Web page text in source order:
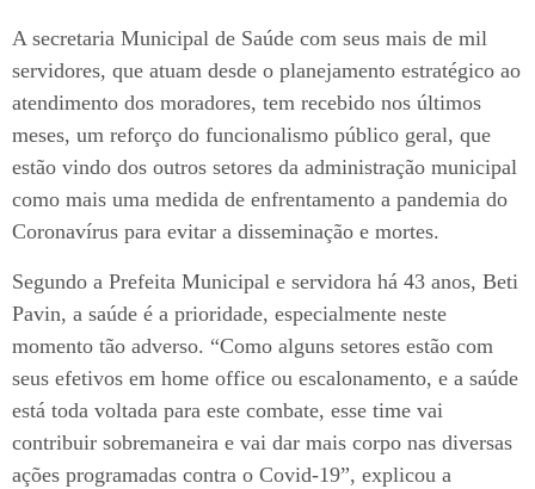
A secretaria Municipal de Saúde com seus mais de mil
servidores, que atuam desde o planejamento estratégico ao
atendimento dos moradores, tem recebido nos últimos
meses, um reforço do funcionalismo público geral, que
estão vindo dos outros setores da administração municipal
como mais uma medida de enfrentamento a pandemia do
Coronavírus para evitar a disseminação e mortes.
Segundo a Prefeita Municipal e servidora há 43 anos, Beti
Pavin, a saúde é a prioridade, especialmente neste
momento tão adverso. “Como alguns setores estão com
seus efetivos em home office ou escalonamento, e a saúde
está toda voltada para este combate, esse time vai
contribuir sobremaneira e vai dar mais corpo nas diversas
ações programadas contra o Covid-19”, explicou a